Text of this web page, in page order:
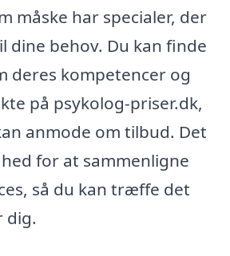
måske har specialer, der
dine behov. Du kan finde
deres kompetencer og
på psykolog-priser.dk,
anmode om tilbud. Det
for at sammenligne
så du kan træffe det
dig.